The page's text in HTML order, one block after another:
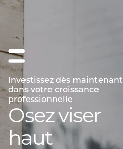
Investissez dès maintenant
dans votre croissance
professionnelle
Osez viser
haut